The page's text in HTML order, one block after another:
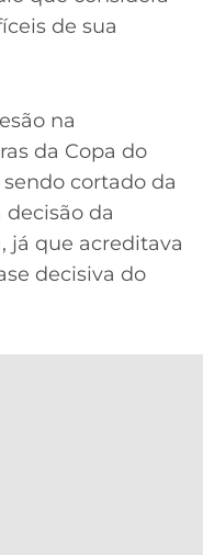
de sua
na
da Copa do
cortado da
decisão da
já que acreditava
decisiva do